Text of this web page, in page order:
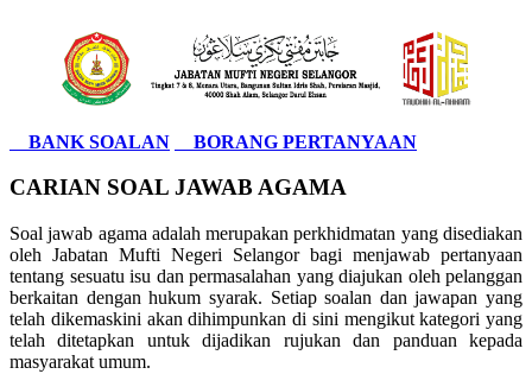
BANK SOALAN BORANG PERTANYAAN
CARIAN SOAL JAWAB AGAMA
Soal jawab agama adalah merupakan perkhidmatan yang disediakan
oleh Jabatan Mufti Negeri Selangor bagi menjawab pertanyaan
tentang sesuatu isu dan permasalahan yang diajukan oleh pelanggan
berkaitan dengan hukum syarak. Setiap soalan dan jawapan yang
telah dikemaskini akan dihimpunkan di sini mengikut kategori yang
telah ditetapkan untuk dijadikan rujukan dan panduan kepada
masyarakat umum.